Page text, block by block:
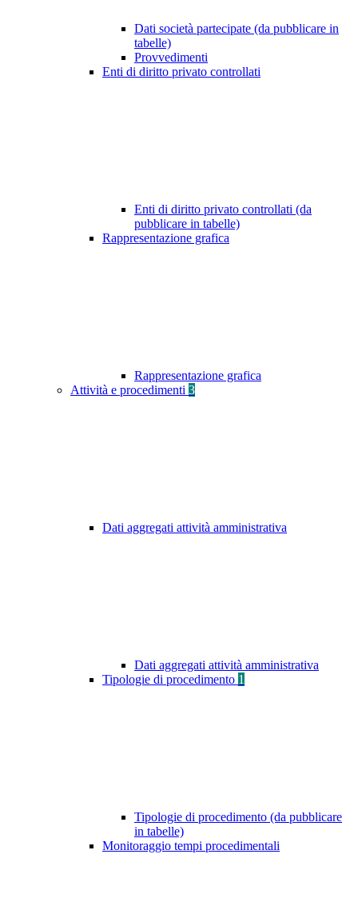
Dati società partecipate (da pubblicare in
tabelle)
Provvedimenti
Enti di diritto privato controllati
Enti di diritto privato controllati (da
pubblicare in tabelle)
Rappresentazione grafica
Rappresentazione grafica
Attività e procedimenti 3
Dati aggregati attività amministrativa
Dati aggregati attività amministrativa
Tipologie di procedimento 1
Tipologie di procedimento (da pubblicare
in tabelle)
Monitoraggio tempi procedimentali